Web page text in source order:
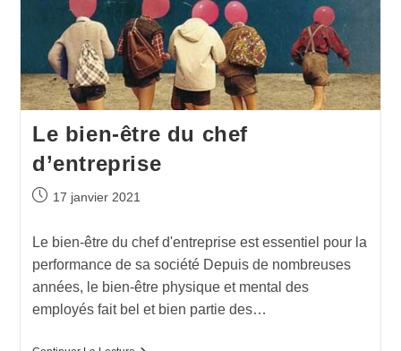
Le bien-être du chef
d’entreprise
17 janvier 2021
Le bien-être du chef d'entreprise est essentiel pour la
performance de sa société Depuis de nombreuses
années, le bien-être physique et mental des
employés fait bel et bien partie des…